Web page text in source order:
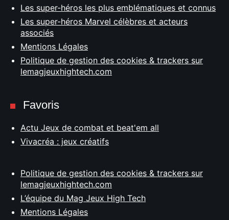
Les super-héros les plus emblématiques et connus
Les super-héros Marvel célèbres et acteurs
associés
Mentions Légales
Politique de gestion des cookies & trackers sur
lemagjeuxhightech.com
Favoris
Actu Jeux de combat et beat'em all
Vivacréa : jeux créatifs
Politique de gestion des cookies & trackers sur
lemagjeuxhightech.com
L’équipe du Mag Jeux High Tech
Mentions Légales